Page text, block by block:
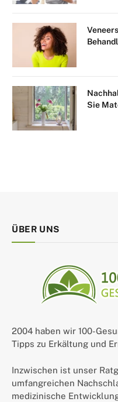
Sie
ÜBER UNS
2004 haben wir 100-
Tipps zu Erkältung und
Inzwischen ist unser
umfangreichen
medizinische